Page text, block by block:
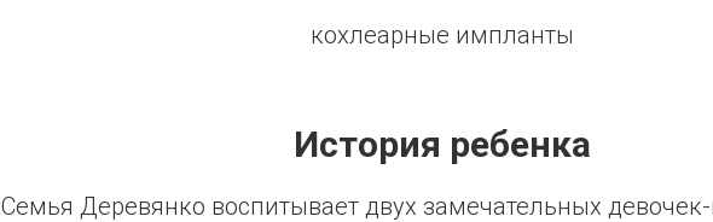
кохлеарные импланты
История ребенка
Семья Деревянко воспитывает двух замечательных девочек-